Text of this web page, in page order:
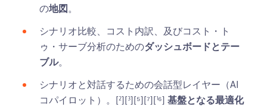
の地図。
シナリオ比較、コスト内訳、及びコスト・ト
ゥ・サーブ分析のためのダッシュボードとテー
ブル。
シナリオと対話するための会話型レイヤー（AI
コパイロット）。[²][³][⁵][⁷][¹⁶] 基盤となる最適化